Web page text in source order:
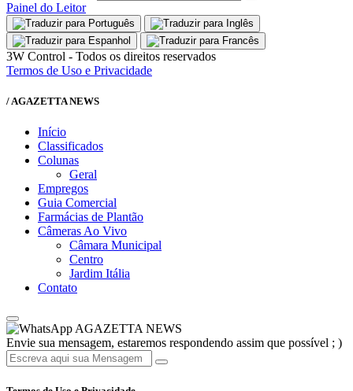
Painel do Leitor
3W Control - Todos os direitos reservados
Termos de Uso e Privacidade
/ AGAZETTA NEWS
Início
Classificados
Colunas
Geral
Empregos
Guia Comercial
Farmácias de Plantão
Câmeras Ao Vivo
Câmara Municipal
Centro
Jardim Itália
Contato
AGAZETTA NEWS
Envie sua mensagem, estaremos respondendo assim que possível ; )